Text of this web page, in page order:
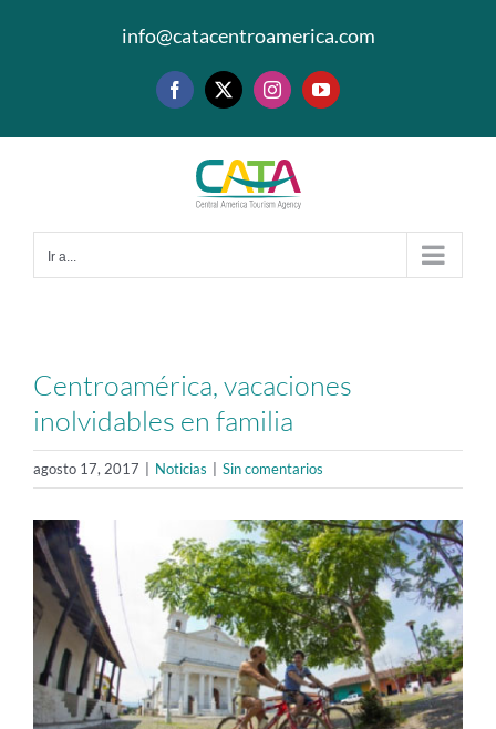
info@catacentroamerica.com
Facebook
X InstagramYouTube
Ir a...
Centroamérica, vacaciones
inolvidables en familia
agosto 17, 2017 | Noticias | Sin comentarios
Ver
imagen
más
grande